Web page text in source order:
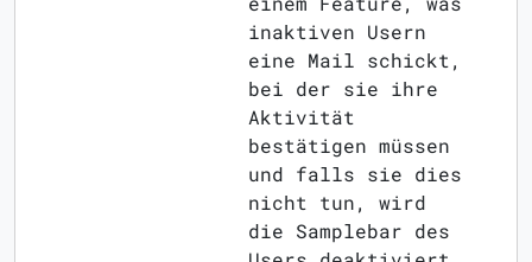
inaktiven Usern
eine Mail schickt,
bei der sie ihre
Aktivität
bestätigen müssen
und falls sie dies
nicht tun, wird
die Samplebar des